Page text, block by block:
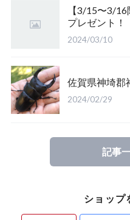
長崎県対馬市産
佐賀県神崎郡産
新潟県東蒲原郡阿賀町産
香川県綾歌郡産綾上町産
福島県南会津郡産
福島県大沼郡産
長崎県対馬市産
山梨県甲斐市産
山梨県甲府市産
山梨県韮崎市穂坂町産
山梨県北杜市明野町産
三重県桑名市
滋賀県大津市産
山梨県韮崎市穂坂町産
京都府宇治市産
岡山県岡山市産
香川県丸亀市綾歌町産
【3/15〜3/
プレゼント！
2024/03/10
佐賀県神埼郡
2024/02/29
記事
ショップ